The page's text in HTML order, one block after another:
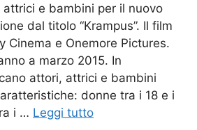
attrici e bambini per il nuovo
dal titolo “Krampus”. Il film
Cinema e Onemore Pictures.
a marzo 2015. In
attori, attrici e bambini
donne tra i 18 e i
i … Leggi tutto